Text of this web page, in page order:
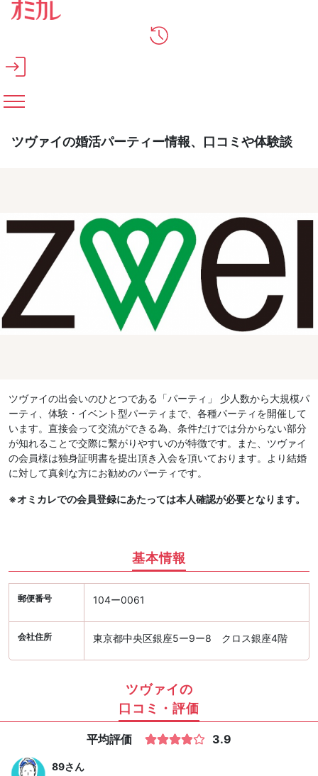
メインコンテンツへスキップ
ツヴァイの婚活パーティー情報、口コミや体験談
ツヴァイの出会いのひとつである「パーティ」 少人数から大規模パ
ーティ、体験・イベント型パーティまで、各種パーティを開催して
います。直接会って交流ができる為、条件だけでは分からない部分
が知れることで交際に繫がりやすいのが特徴です。また、ツヴァイ
の会員様は独身証明書を提出頂き入会を頂いております。より結婚
に対して真剣な方にお勧めのパーティです。
※オミカレでの会員登録にあたっては本人確認が必要となります。
基本情報
郵便番号 104ー0061
会社住所 東京都中央区銀座5ー9ー8 クロス銀座4階
ツヴァイの
口コミ・評価
平均評価 3.9
89さん